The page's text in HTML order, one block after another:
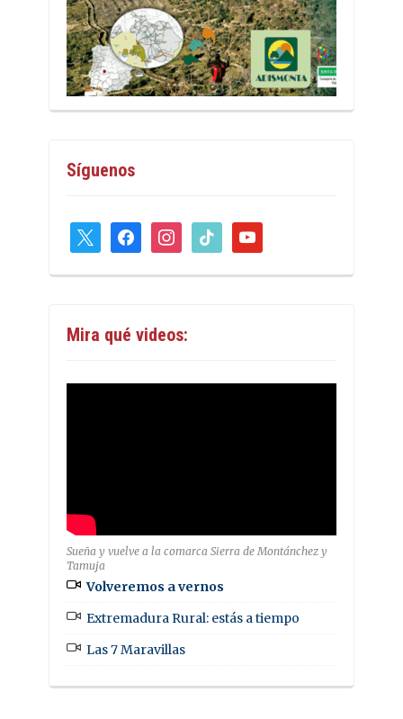
Síguenos
facebookinstagram
tiktok youtube
Mira qué videos:
Sueña y vuelve a la comarca Sierra de Montánchez y
Tamuja
Volveremos a vernos
Extremadura Rural: estás a tiempo
Las 7 Maravillas